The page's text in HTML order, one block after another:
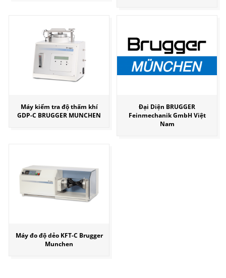
Máy kiểm tra độ thấm khí
GDP-C BRUGGER MUNCHEN
Đại Diện BRUGGER
Feinmechanik GmbH Việt
Nam
Máy đo độ dẻo KFT-C Brugger
Munchen